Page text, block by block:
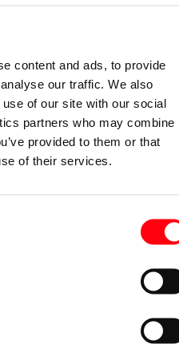
content and ads, to provide
our traffic. We also
of our site with our social
partners who may combine
provided to them or that
of their services.
- Courant
modulair System pro M
aan de
CMS sensor 40A TRMS
System pro M